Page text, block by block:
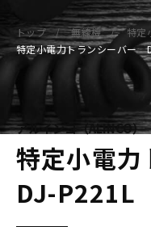
トップ 無線機
特定
特定小電力トランシーバー
アルインコ（ALINCO）
特定小電
DJ-P221L